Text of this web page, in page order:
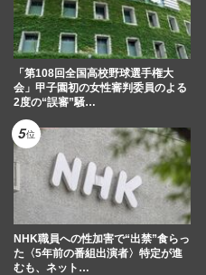
「第108回全国高校野球選手権大
会」甲子園初の女性審判委員のよる
2度の“誤審”騒…
NHK職員への性加害で“出禁”食らっ
た〈5年前の番組出演者〉特定が進
むも、ネット…